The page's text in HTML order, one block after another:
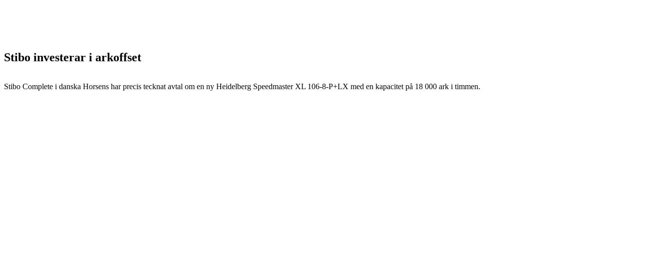
Stibo investerar i arkoffset
Stibo Complete i danska Horsens har precis tecknat avtal om en ny Heidelberg Speedmaster XL 106-8-P+LX med en kapacitet på 18 000 ark i timmen.